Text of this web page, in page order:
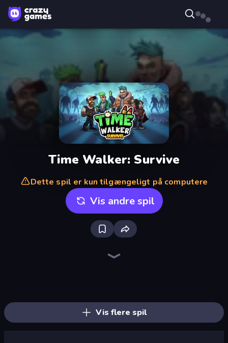
Time Walker: Survive
Dette spil er kun tilgængeligt på computere
Vis andre spil
Vis flere spil